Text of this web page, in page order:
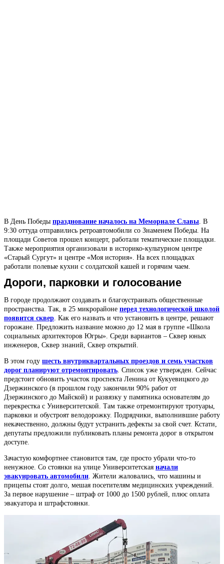
В День Победы празднование началось на Мемориале Славы. В
9:30 оттуда отправились ретроавтомобили со Знаменем Победы. На
площади Советов прошел концерт, работали тематические площадки.
Также мероприятия организовали в историко-культурном центре
«Старый Сургут» и центре «Моя история». На всех площадках
работали полевые кухни с солдатской кашей и горячим чаем.
Дороги, парковки и голосование
В городе продолжают создавать и благоустраивать общественные
пространства. Так, в 25 микрорайоне перед технологической школой
появится сквер. Как его назвать и что установить в центре, решают
горожане. Предложить название можно до 12 мая в группе «Школа
социальных архитекторов Югры». Среди вариантов – Сквер юных
инженеров, Сквер знаний, Сквер открытий.
В этом году шесть внутриквартальных проездов и семь участков
дорог планируют отремонтировать. Список уже утвержден. Сейчас
предстоит обновить участок проспекта Ленина от Кукуевицкого до
Дзержинского (в прошлом году закончили 90% работ от
Дзержинского до Майской) и развязку у памятника основателям до
перекрестка с Университетской. Там также отремонтируют тротуары,
парковки и обустроят велодорожку. Подрядчики, выполнившие работу
некачественно, должны будут устранить дефекты за свой счет. Кстати,
депутаты предложили публиковать планы ремонта дорог в открытом
доступе.
Зачастую комфортнее становится там, где просто убрали что-то
ненужное. Со стоянки на улице Университетская начали
эвакуировать автомобили. Жители жаловались, что машины и
прицепы стоят долго, мешая посетителям медицинских учреждений.
За первое нарушение – штраф от 1000 до 1500 рублей, плюс оплата
эвакуатора и штрафстоянки.